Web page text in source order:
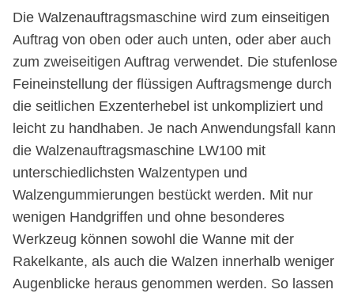
Die Walzenauftragsmaschine wird zum einseitigen
Auftrag von oben oder auch unten, oder aber auch
zum zweiseitigen Auftrag verwendet. Die stufenlose
Feineinstellung der flüssigen Auftragsmenge durch
die seitlichen Exzenterhebel ist unkompliziert und
leicht zu handhaben. Je nach Anwendungsfall kann
die Walzenauftragsmaschine LW100 mit
unterschiedlichsten Walzentypen und
Walzengummierungen bestückt werden. Mit nur
wenigen Handgriffen und ohne besonderes
Werkzeug können sowohl die Wanne mit der
Rakelkante, als auch die Walzen innerhalb weniger
Augenblicke heraus genommen werden. So lassen